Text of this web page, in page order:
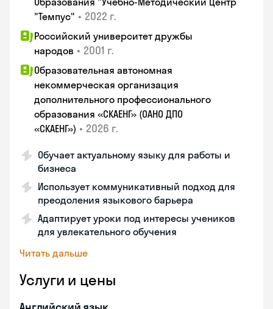
"Темпус" • 2022 г.
Российский университет дружбы
народов • 2001 г.
Образовательная автономная
некоммерческая организация
дополнительного профессионального
образования «СКАЕНГ» (ОАНО ДПО
«СКАЕНГ») • 2026 г.
Обучает актуальному языку для работы и
бизнеса
Использует коммуникативный подход для
преодоления языкового барьера
Адаптирует уроки под интересы учеников
для увлекательного обучения
Читать дальше
Услуги и цены